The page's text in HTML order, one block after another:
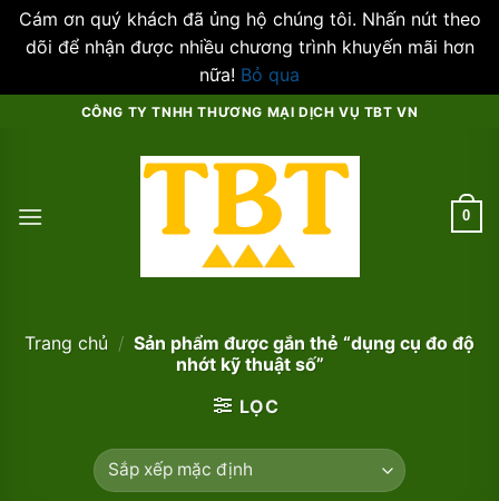
Cám ơn quý khách đã ủng hộ chúng tôi. Nhấn nút theo
dõi để nhận được nhiều chương trình khuyến mãi hơn
nữa! Bỏ qua
CÔNG TY TNHH THƯƠNG MẠI DỊCH VỤ TBT VN
0
Trang chủ / Sản phẩm được gắn thẻ “dụng cụ đo độ
nhớt kỹ thuật số”
LỌC